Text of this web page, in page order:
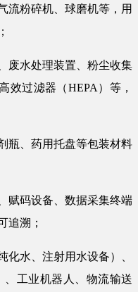
流粉碎机、球磨机等，用
废水处理装置、粉尘收集
效过滤器（HEPA）等，
瓶、药用托盘等包装材料
赋码设备、数据采集终端
追溯；
化水、注射用水设备）、
、工业机器人、物流输送